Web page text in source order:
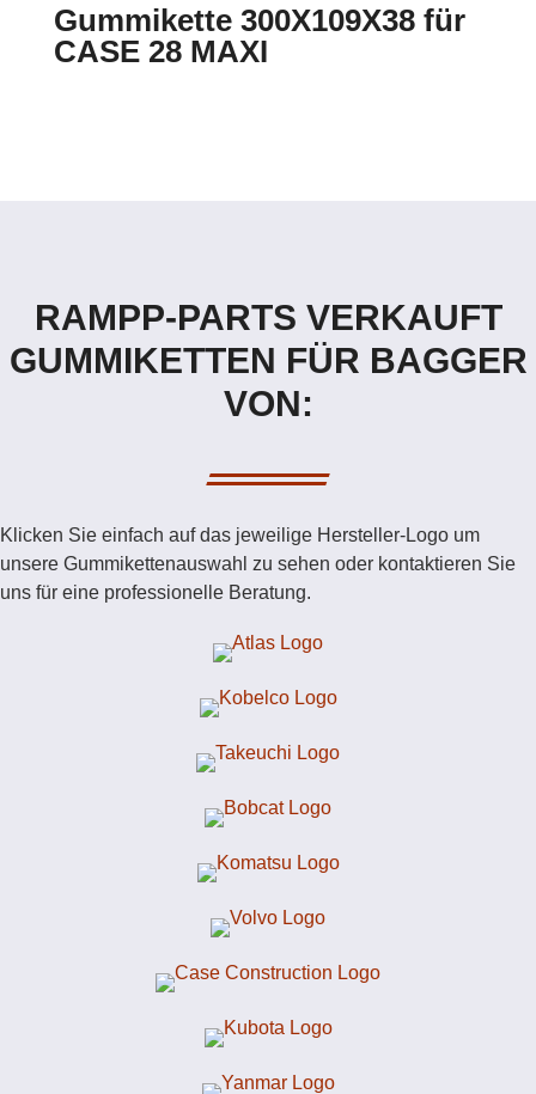
Gummikette 300X109X38 für
CASE 28 MAXI
RAMPP-PARTS VERKAUFT
GUMMIKETTEN FÜR BAGGER
VON:
Klicken Sie einfach auf das jeweilige Hersteller-Logo um
unsere Gummikettenauswahl zu sehen oder kontaktieren Sie
uns für eine professionelle Beratung.